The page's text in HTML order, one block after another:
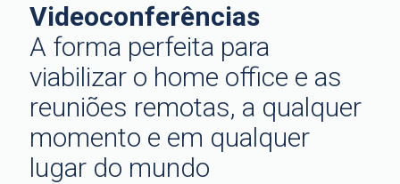
Videoconferências
A forma perfeita para
viabilizar o home office e as
reuniões remotas, a qualquer
momento e em qualquer
lugar do mundo